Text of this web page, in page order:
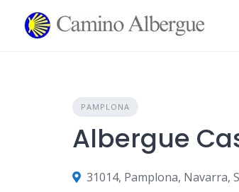
Inhalt
springen
PAMPLONA
Albergue
31014, Pamplona, Navarra,